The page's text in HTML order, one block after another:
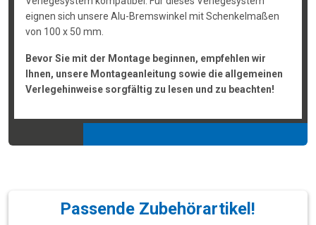
eignen sich unsere Alu-Bremswinkel mit Schenkelmaßen
von 100 x 50 mm.
Bevor Sie mit der Montage beginnen, empfehlen wir
Ihnen, unsere Montageanleitung sowie die allgemeinen
Verlegehinweise sorgfältig zu lesen und zu beachten!
Passende Zubehörartikel!